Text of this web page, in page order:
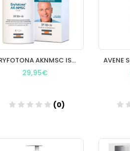
ERYFOTONA AKNMSC ISDIN FLUIDO 50 ML
29,95€
(0)
Añadir